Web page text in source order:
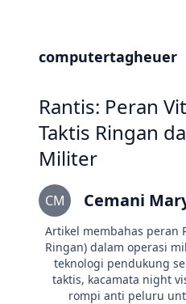
computertagheuer
Rantis: Peran
Taktis Ringan
Militer
CM Cemani
Artikel membahas peran
Ringan) dalam operasi
teknologi pendukung
taktis, kacamata night
rompi anti peluru